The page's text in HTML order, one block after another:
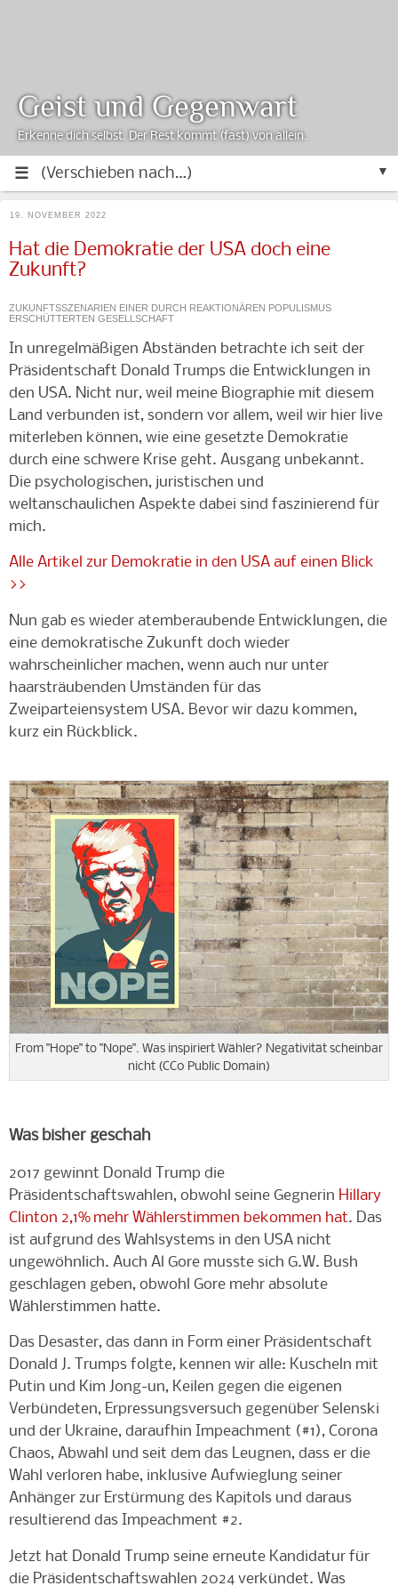
▼
Geist und Gegenwart
Erkenne dich selbst. Der Rest kommt (fast) von allein.
19. NOVEMBER 2022
Hat die Demokratie der USA doch eine
Zukunft?
ZUKUNFTSSZENARIEN EINER DURCH REAKTIONÄREN POPULISMUS
ERSCHÜTTERTEN GESELLSCHAFT
In unregelmäßigen Abständen betrachte ich seit der
Präsidentschaft Donald Trumps die Entwicklungen in
den USA. Nicht nur, weil meine Biographie mit diesem
Land verbunden ist, sondern vor allem, weil wir hier live
miterleben können, wie eine gesetzte Demokratie
durch eine schwere Krise geht. Ausgang unbekannt.
Die psychologischen, juristischen und
weltanschaulichen Aspekte dabei sind faszinierend für
mich.
Alle Artikel zur Demokratie in den USA auf einen Blick
>>
Nun gab es wieder atemberaubende Entwicklungen, die
eine demokratische Zukunft doch wieder
wahrscheinlicher machen, wenn auch nur unter
haarsträubenden Umständen für das
Zweiparteiensystem USA. Bevor wir dazu kommen,
kurz ein Rückblick.
From "Hope" to "Nope". Was inspiriert Wähler? Negativität scheinbar
nicht (CC0 Public Domain)
Was bisher geschah
2017 gewinnt Donald Trump die
Präsidentschaftswahlen, obwohl seine Gegnerin Hillary
Clinton 2,1% mehr Wählerstimmen bekommen hat. Das
ist aufgrund des Wahlsystems in den USA nicht
ungewöhnlich. Auch Al Gore musste sich G.W. Bush
geschlagen geben, obwohl Gore mehr absolute
Wählerstimmen hatte.
Das Desaster, das dann in Form einer Präsidentschaft
Donald J. Trumps folgte, kennen wir alle: Kuscheln mit
Putin und Kim Jong-un, Keilen gegen die eigenen
Verbündeten, Erpressungsversuch gegenüber Selenski
und der Ukraine, daraufhin Impeachment (#1), Corona
Chaos, Abwahl und seit dem das Leugnen, dass er die
Wahl verloren habe, inklusive Aufwieglung seiner
Anhänger zur Erstürmung des Kapitols und daraus
resultierend das Impeachment #2.
Jetzt hat Donald Trump seine erneute Kandidatur für
die Präsidentschaftswahlen 2024 verkündet. Was